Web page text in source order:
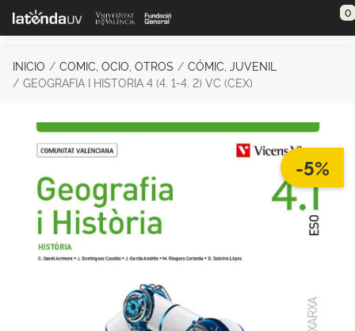
Saltar al contenido principal 0
INICIO COMIC, OCIO, OTROS
CÓMIC, JUVENIL
GEOGRAFIA I HISTORIA 4 (4. 1-4. 2) VC (CEX)
-5%